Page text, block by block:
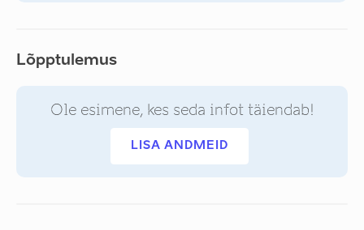
Lõpptulemus
Ole esimene, kes seda infot täiendab!
LISA ANDMEID